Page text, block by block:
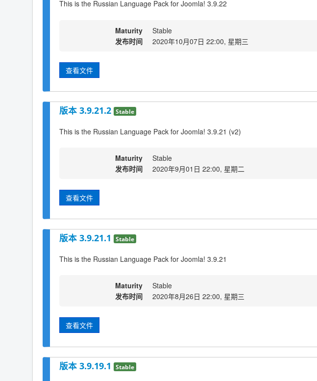
This is the Russian Language Pack for Joomla! 3.9.22
Maturity
Stable
发布时间
2020年10月07日 22:00, 星期三
查看文件
版本 3.9.21.2 Stable
This is the Russian Language Pack for Joomla! 3.9.21 (v2)
Maturity
Stable
发布时间
2020年9月01日 22:00, 星期二
查看文件
版本 3.9.21.1 Stable
This is the Russian Language Pack for Joomla! 3.9.21
Maturity
Stable
发布时间
2020年8月26日 22:00, 星期三
查看文件
版本 3.9.19.1 Stable